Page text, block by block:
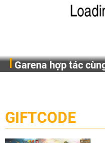
Garena hợp tác
cầu, theo giấy phép
Pocketpair, Inc.
GIFTCODE